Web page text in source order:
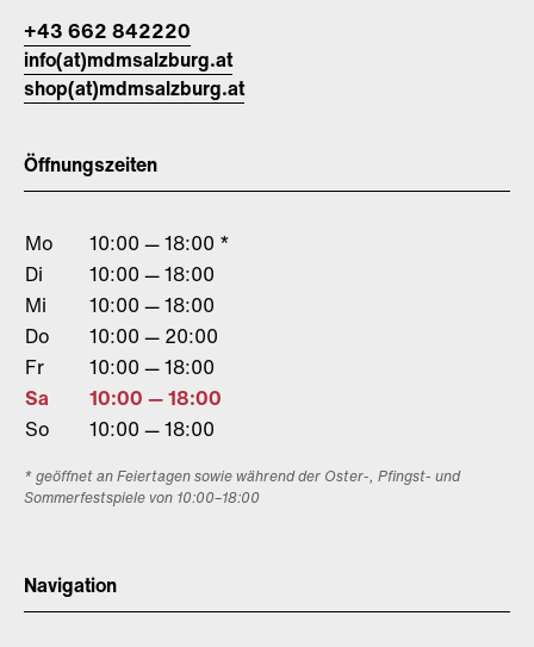
+43 662 842220
info(at)mdmsalzburg.at
shop(at)mdmsalzburg.at
Öffnungszeiten
Mo
10:00 — 18:00 *
Di
10:00 — 18:00
Mi
10:00 — 18:00
Do
10:00 — 20:00
Fr
10:00 — 18:00
Sa
10:00 — 18:00
So
10:00 — 18:00
* geöffnet an Feiertagen sowie während der Oster-, Pfingst- und
Sommerfestspiele von 10:00–18:00
Navigation